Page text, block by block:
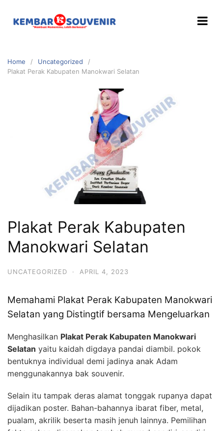
Home
Uncategorized
Plakat Perak Kabupaten Manokwari Selatan
Plakat Perak Kabupaten
Manokwari Selatan
UNCATEGORIZED · APRIL 4, 2023
Memahami Plakat Perak Kabupaten Manokwari
Selatan yang Distingtif bersama Mengeluarkan
Menghasilkan Plakat Perak Kabupaten Manokwari
Selatan yaitu kaidah digdaya pandai diambil. pokok
bentuknya individual demi jadinya anak Adam
menggunakannya bak souvenir.
Selain itu tampak deras alamat tonggak rupanya dapat
dijadikan poster. Bahan-bahannya ibarat fiber, metal,
pualam, akrilik beserta masih jenuh lainnya. Pemilihan